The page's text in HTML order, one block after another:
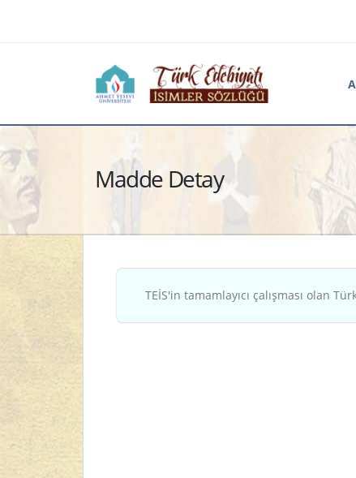
Madde Detay
TEİS'in tamamlayıcı çalışması olan